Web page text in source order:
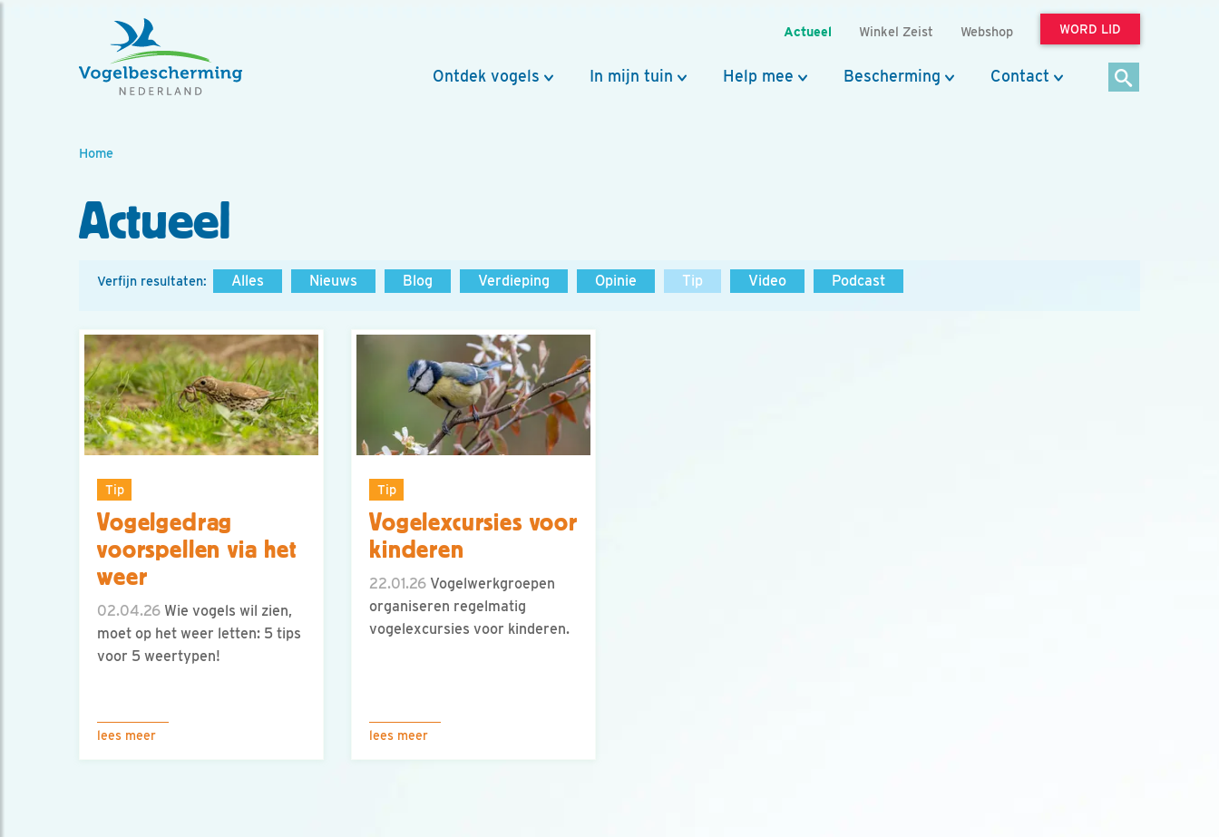
Actueel Winkel Zeist Webshop WORD LID
Ontdek vogels In mijn tuin Help mee Bescherming Contact
Home
Actueel
Verfijn resultaten: Alles Nieuws Blog Verdieping Opinie Tip Video Podcast
Tip
Vogelgedrag
voorspellen via het
weer
02.04.26 Wie vogels wil zien,
moet op het weer letten: 5 tips
voor 5 weertypen!
lees meer
Tip
Vogelexcursies voor
kinderen
22.01.26 Vogelwerkgroepen
organiseren regelmatig
vogelexcursies voor kinderen.
lees meer